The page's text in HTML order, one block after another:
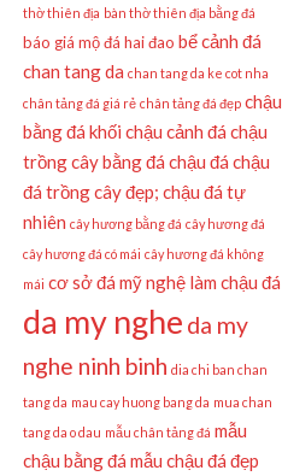
thờ thiên địa bàn thờ thiên địa bằng đá
báo giá mộ đá hai đao bể cảnh đá
chan tang da chan tang da ke cot nha
chân tảng đá giá rẻ chân tảng đá đẹp chậu
bằng đá khối chậu cảnh đá chậu
trồng cây bằng đá chậu đá chậu
đá trồng cây đẹp; chậu đá tự
nhiên cây hương bằng đá cây hương đá
cây hương đá có mái cây hương đá không
mái cơ sở đá mỹ nghệ làm chậu đá
da my nghe da my
nghe ninh binh dia chi ban chan
tang da mau cay huong bang da mua chan
tang da o dau mẫu chân tảng đá mẫu
chậu bằng đá mẫu chậu đá đẹp